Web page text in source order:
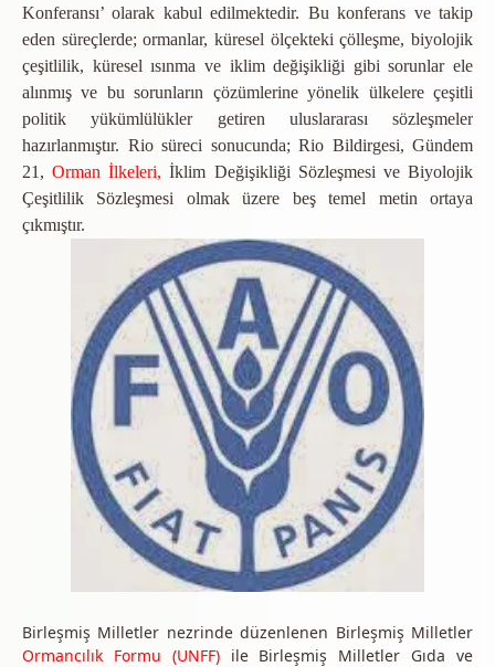
Konferansı’ olarak kabul edilmektedir. Bu konferans ve takip
eden süreçlerde; ormanlar, küresel ölçekteki çölleşme, biyolojik
çeşitlilik, küresel ısınma ve iklim değişikliği gibi sorunlar ele
alınmış ve bu sorunların çözümlerine yönelik ülkelere çeşitli
politik yükümlülükler getiren uluslararası sözleşmeler
hazırlanmıştır. Rio süreci sonucunda; Rio Bildirgesi, Gündem
21,Orman İlkeleri,İklim Değişikliği Sözleşmesi ve Biyolojik
Çeşitlilik Sözleşmesi olmak üzere beş temel metin ortaya
çıkmıştır.
Birleşmiş Milletler nezrinde düzenlenen Birleşmiş Milletler
Ormancılık Formu (UNFF)ile Birleşmiş Milletler Gıda ve